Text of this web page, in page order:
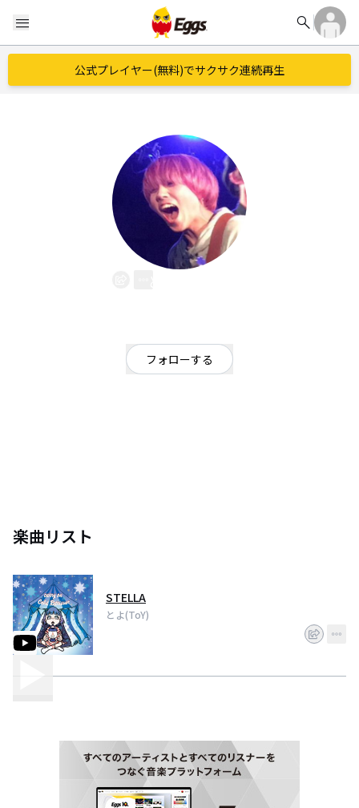
menu search
公式プレイヤー(無料)でサクサク連続再生
フォローする
楽曲リスト
STELLA
とよ(ToY)